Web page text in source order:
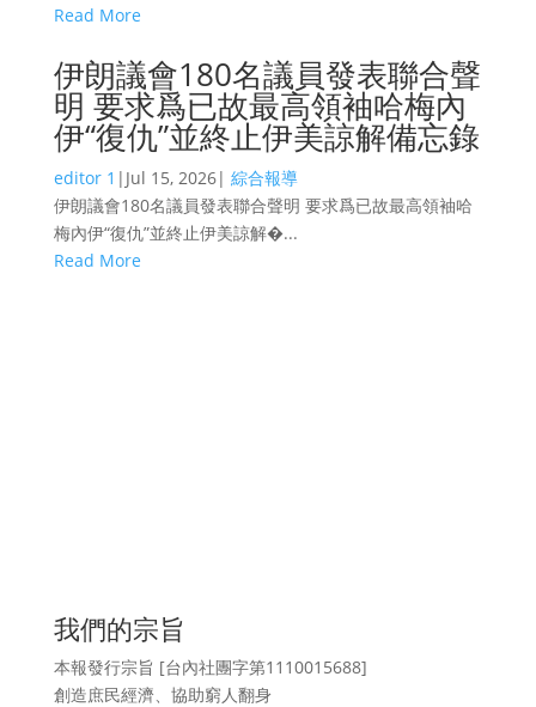
Read More
伊朗議會180名議員發表聯合聲
明 要求爲已故最高領袖哈梅內
伊“復仇”並終止伊美諒解備忘錄
editor 1 | Jul 15, 2026| 綜合報導
伊朗議會180名議員發表聯合聲明 要求爲已故最高領袖哈
梅內伊“復仇”並終止伊美諒解�...
Read More
我們的宗旨
本報發行宗旨 [台內社團字第1110015688]
創造庶民經濟、協助窮人翻身